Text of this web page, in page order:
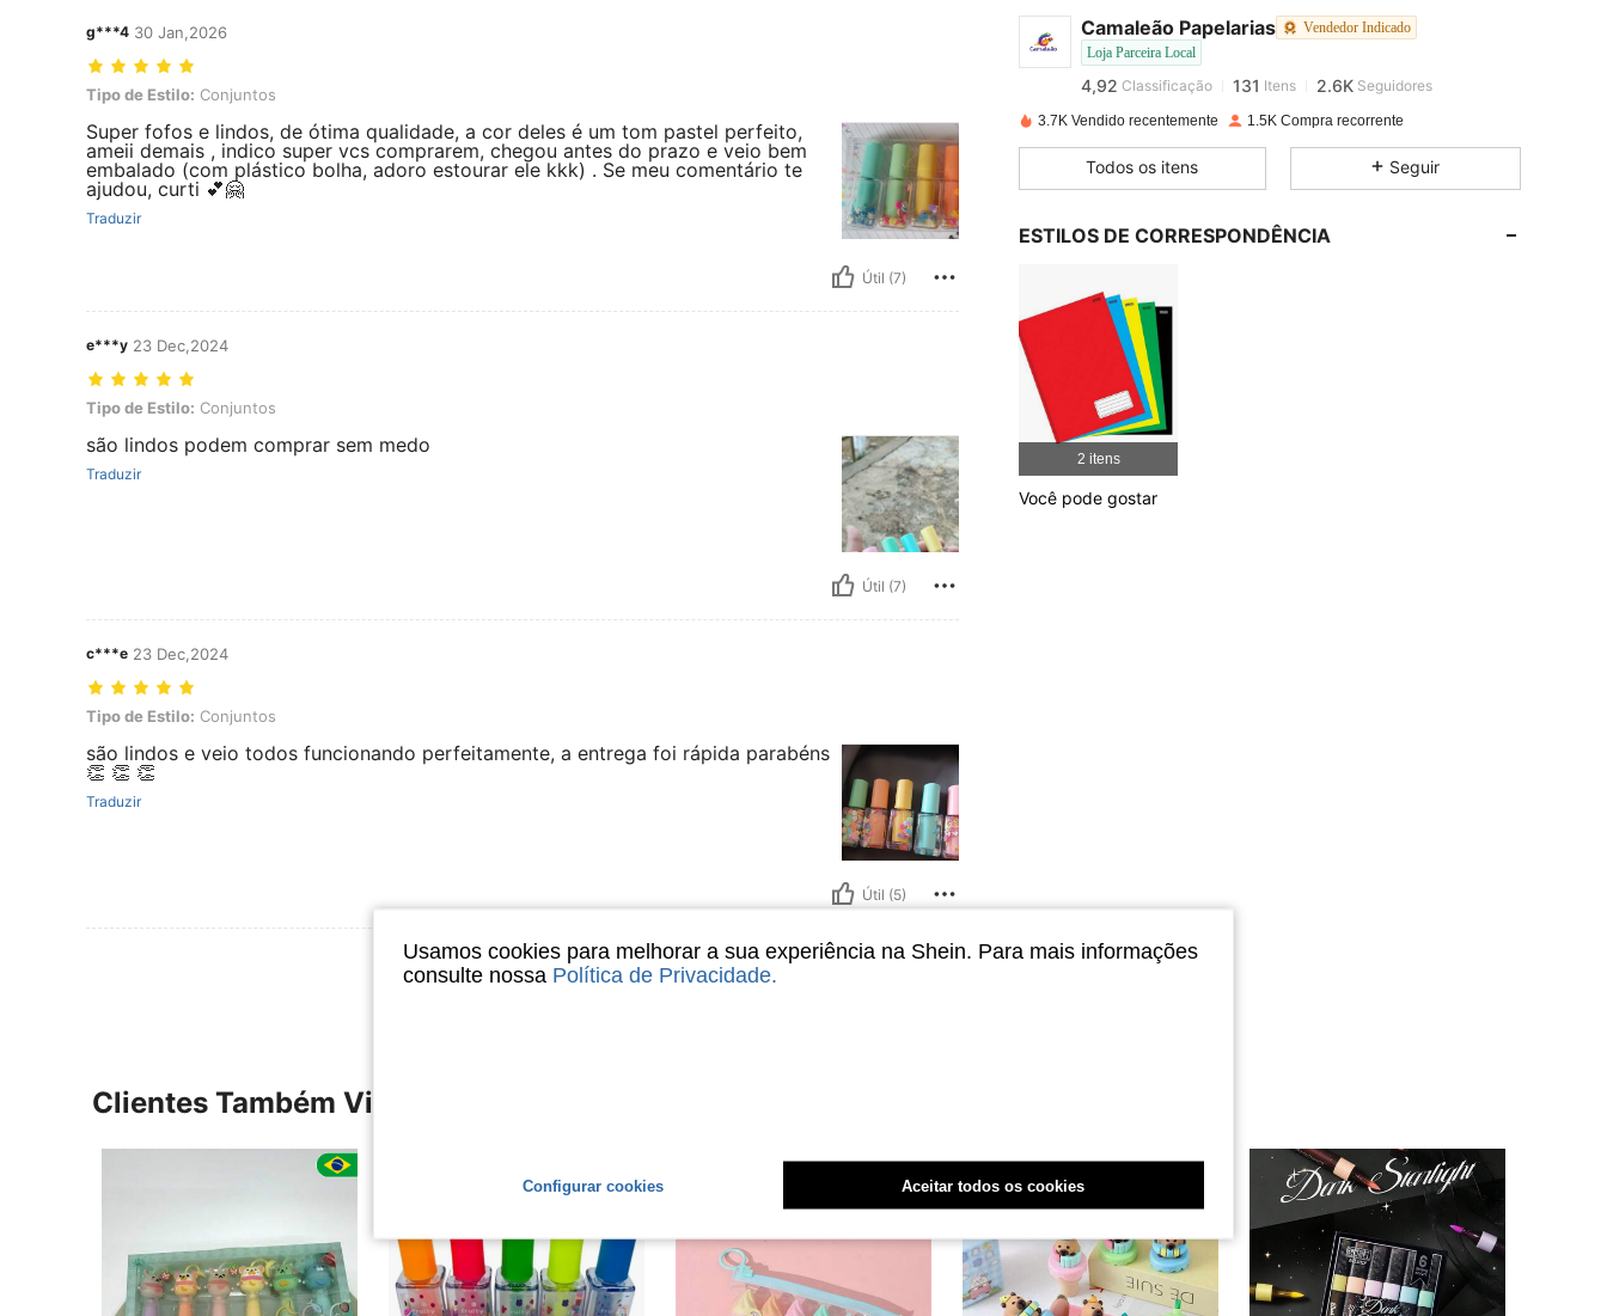
g***4 30 Jan,2026
Tipo de Estilo: Conjuntos
Tipo de Estilo: Conjuntos
Super fofos e lindos, de ótima qualidade, a cor deles é um tom pastel perfeito,
ameii demais , indico super vcs comprarem, chegou antes do prazo e veio bem
embalado (com plástico bolha, adoro estourar ele kkk) . Se meu comentário te
ajudou, curti 💕🤗
Traduzir
Útil (7)
e***y 23 Dec,2024
Tipo de Estilo: Conjuntos
Tipo de Estilo: Conjuntos
são lindos podem comprar sem medo
Traduzir
Útil (7)
c***e 23 Dec,2024
Tipo de Estilo: Conjuntos
Tipo de Estilo: Conjuntos
são lindos e veio todos funcionando perfeitamente, a entrega foi rápida parabéns
👏 👏 👏
Traduzir
Útil (5)
Ver Mais Avaliações
Camaleão Papelarias
Vendedor Indicado
Loja Parceira Local
2.6K
4,92 Classificação 131 Itens 2.6K Seguidores
4,92
4,92 131 2.6K
4,92
4,92
4,92
3.7K Vendido recentemente 1.5K Compra recorrente
Todos os itens Seguir
ESTILOS DE CORRESPONDÊNCIA
2 itens
Você pode gostar
Clientes Também Visitaram
Usamos cookies para melhorar a sua experiência na Shein. Para mais informações
consulte nossa Política de Privacidade.
Configurar cookies Aceitar todos os cookies